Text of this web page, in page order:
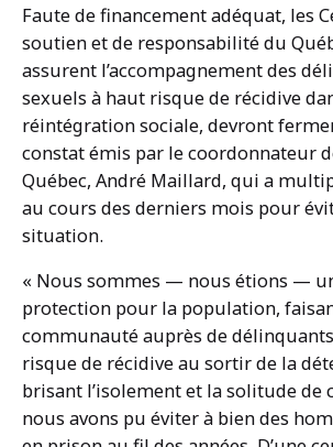
Faute de financement adéquat, les
soutien et de responsabilité du
assurent l’accompagnement des
sexuels à haut risque de récidive
réintégration sociale, devront
constat émis par le coordonnateur
Québec, André Maillard, qui a
au cours des derniers mois pour
situation.
« Nous sommes — nous étions —
protection pour la population,
communauté auprès de
risque de récidive au sortir de la
brisant l’isolement et la solitude de
nous avons pu éviter à bien des